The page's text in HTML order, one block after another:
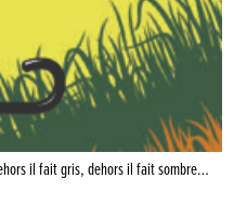
il fait gris, dehors il fait sombre…